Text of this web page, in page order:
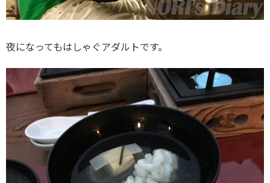
夜になってもはしゃぐアダルトです。